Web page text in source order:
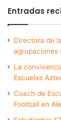
Entradas
Directora de
agrupaciones
La
Escuelas
Coach de
Football en